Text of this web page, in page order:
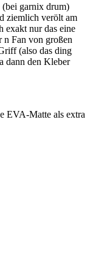
(bei garnix drum)
ziemlich verölt am
exakt nur das eine
n Fan von großen
(also das ding
dann den Kleber
EVA-Matte als extra